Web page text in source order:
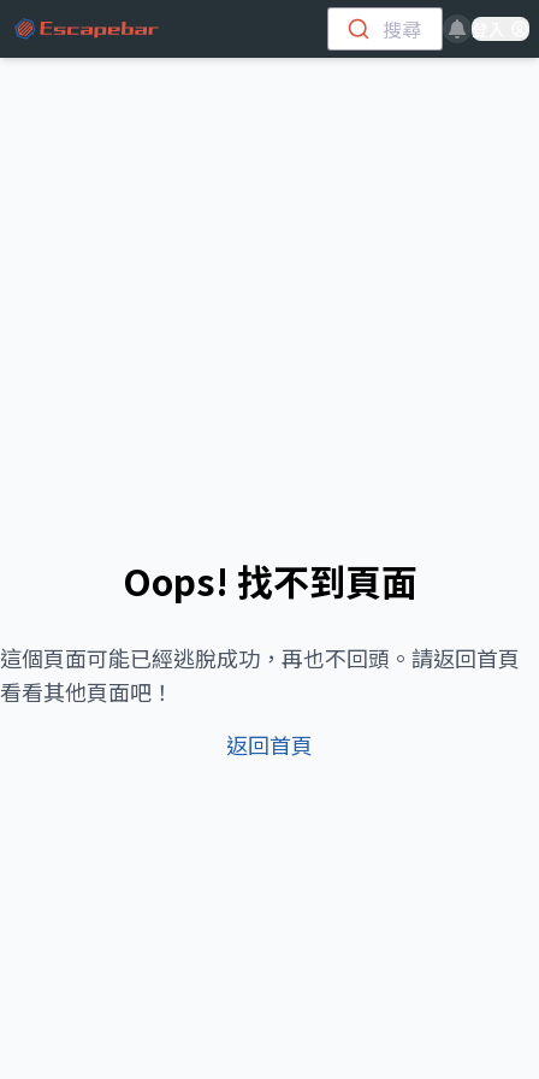
跳至主要內容
搜尋 登入
Oops! 找不到頁面
這個頁面可能已經逃脫成功，再也不回頭。請返回首頁
看看其他頁面吧！
返回首頁